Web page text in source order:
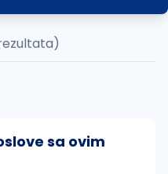
sa ovim